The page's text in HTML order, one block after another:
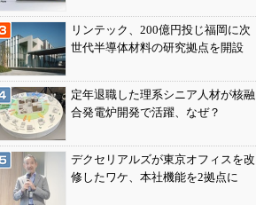
リンテック、200億円投じ福岡に次
世代半導体材料の研究拠点を開設
定年退職した理系シニア人材が核融
合発電炉開発で活躍、なぜ？
デクセリアルズが東京オフィスを改
修したワケ、本社機能を2拠点に